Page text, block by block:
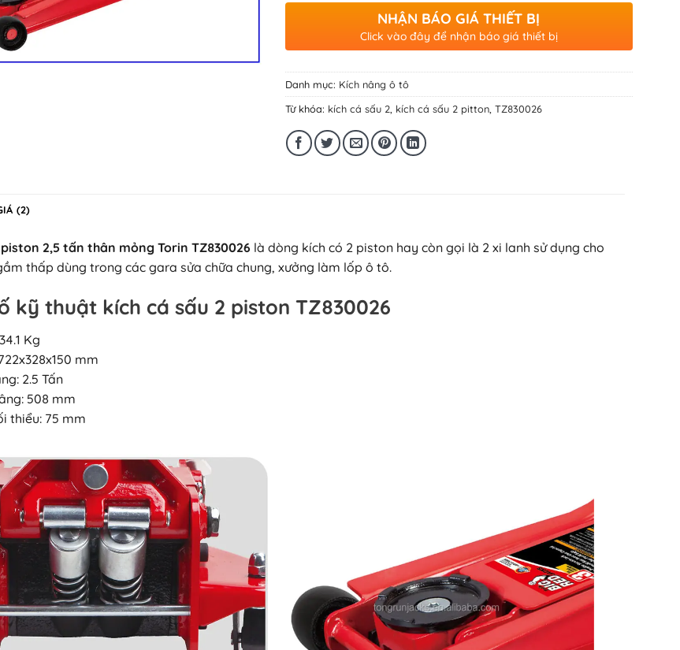
NHẬN BÁO GIÁ THIẾT BỊ
Click vào đây để nhận báo giá thiết bị
Danh mục: Kích nâng ô tô
Từ khóa: kích cá sấu 2, kích cá sấu 2 pitton, TZ830026
(2)
piston 2,5 tấn thân mỏng Torin TZ830026 là dòng kích có 2 piston hay còn gọi là 2 xi lanh sử dụng cho
thấp dùng trong các gara sửa chữa chung, xưởng làm lốp ô tô.
kỹ thuật kích cá sấu 2 piston TZ830026
Kg
mm
2.5 Tấn
508 mm
thiểu: 75 mm